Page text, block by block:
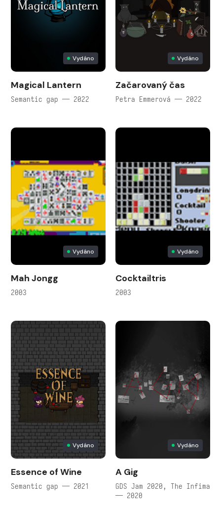
Vydáno
Magical Lantern
Semantic gap — 2022
Vydáno
Začarovaný čas
Petra Emmerová — 2022
Vydáno
Mah Jongg
2003
Vydáno
Cocktailtris
2003
Vydáno
Essence of Wine
Semantic gap — 2021
Vydáno
A Gig
GDS Jam 2020, The Infima
— 2020